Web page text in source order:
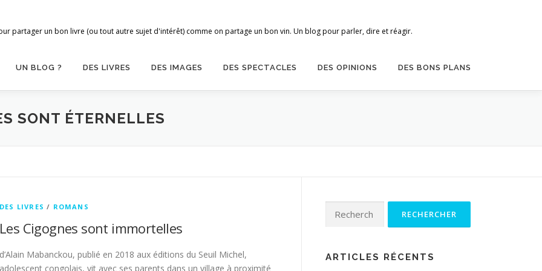
partager un bon livre (ou tout autre sujet d'intérêt) comme on partage un bon vin. Un blog pour parler, dire et réagir.
UN BLOG ? DES LIVRES DES IMAGES DES SPECTACLES DES OPINIONS DES BONS PLANS
SONT ÉTERNELLES
DES LIVRES / ROMANS
Les Cigognes sont immortelles
d’Alain Mabanckou, publié en 2018 aux éditions du Seuil Michel,
adolescent congolais, vit avec ses parents dans un village à proximité
ARTICLES RÉCENTS